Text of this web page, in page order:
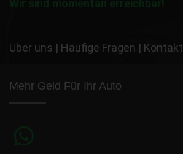
Wir sind momentan erreichbar!
Über uns | Häufige Fragen | Kontakt
Mehr Geld Für Ihr Auto